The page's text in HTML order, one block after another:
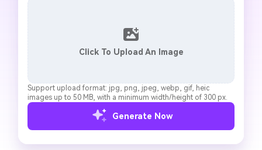
Click To Upload An Image
Support upload format: jpg, png, jpeg, webp, gif, heic
images up to 50 MB, with a minimum width/height of 300 px.
Generate Now